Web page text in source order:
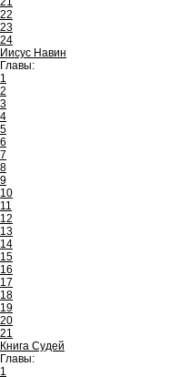
22
23
24
Иисус Навин
Главы:
1
2
3
4
5
6
7
8
9
10
11
12
13
14
15
16
17
18
19
20
21
Книга Судей
Главы:
1